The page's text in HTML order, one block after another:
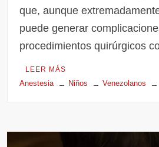
que, aunque
puede generar
procedimientos quirúrgicos
LEER MÁS
Anestesia Niños Venezolanos